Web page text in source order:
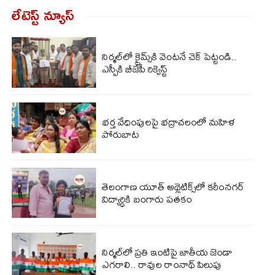
లేటెస్ట్ న్యూస్‌
నిర్మల్‌‌లో క్రైమ్స్‌‌కి వెంటనే చెక్ పెట్టండి..
ఎస్పీకి బీజేపీ రిక్వెస్ట్
భర్త వేధింపులపై భద్రాచలంలో మహిళ
పోరుబాట
తెలంగాణ యూత్ అథ్లెటిక్స్‌లో కరీంనగర్
విద్యార్థికి బంగారు పతకం
నిర్మల్‌లో ప్రతి ఇంటిపై జాతీయ జెండా
ఎగరాలి.. రావుల రాంనాథ్ పిలుపు